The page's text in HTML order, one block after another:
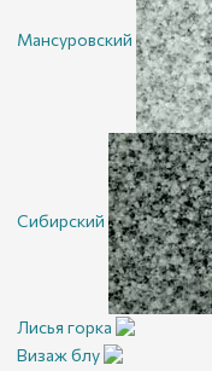
Мансуровский
Сибирский
Лисья горка
Визаж блу